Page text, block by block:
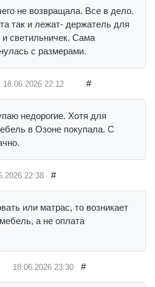
не возвращала. Все в дело.
так и лежат- держатель для
и светильничек. Сама
с размерами.
18.06.2026 22:12 #
недорогие. Хотя для
в Озоне покупала. С
22:38 #
или матрас, то возникает
а не оплата
18.06.2026 23:30 #